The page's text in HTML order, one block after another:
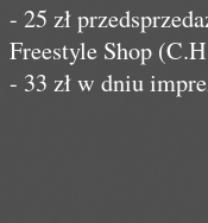
- 25 zł
Freestyle Shop
- 33 zł w dniu